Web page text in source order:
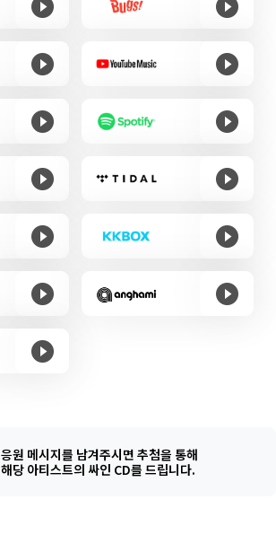
응원 메시지를 남겨주시면 추첨을 통해
해당 아티스트의 싸인 CD를 드립니다.